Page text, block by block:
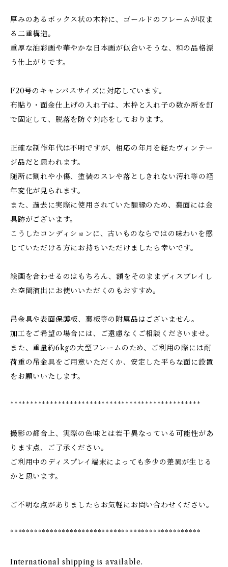
厚みのあるボックス状の木枠に、ゴールドのフレームが収ま
る二重構造。
重厚な油彩画や華やかな日本画が似合いそうな、和の品格漂
う仕上がりです。
F20号のキャンバスサイズに対応しています。
布貼り・面金仕上げの入れ子は、木枠と入れ子の数か所を釘
で固定して、脱落を防ぐ対応をしております。
正確な制作年代は不明ですが、相応の年月を経たヴィンテー
ジ品だと思われます。
随所に割れや小傷、塗装のスレや落としきれない汚れ等の経
年変化が見られます。
また、過去に実際に使用されていた額縁のため、裏面には金
具跡がございます。
こうしたコンディションに、古いものならではの味わいを感
じていただける方にお持ちいただけましたら幸いです。
絵画を合わせるのはもちろん、額をそのままディスプレイし
た空間演出にお使いいただくのもおすすめ。
吊金具や表面保護板、裏板等の附属品はございません。
加工をご希望の場合には、ご遠慮なくご相談くださいませ。
また、重量約6kgの大型フレームのため、ご利用の際には耐
荷重の吊金具をご用意いただくか、安定した平らな面に設置
をお願いいたします。
************************************************
撮影の都合上、実際の色味とは若干異なっている可能性があ
ります点、ご了承ください。
ご利用中のディスプレイ端末によっても多少の差異が生じる
かと思います。
ご不明な点がありましたらお気軽にお問い合わせください。
************************************************
International shipping is available.